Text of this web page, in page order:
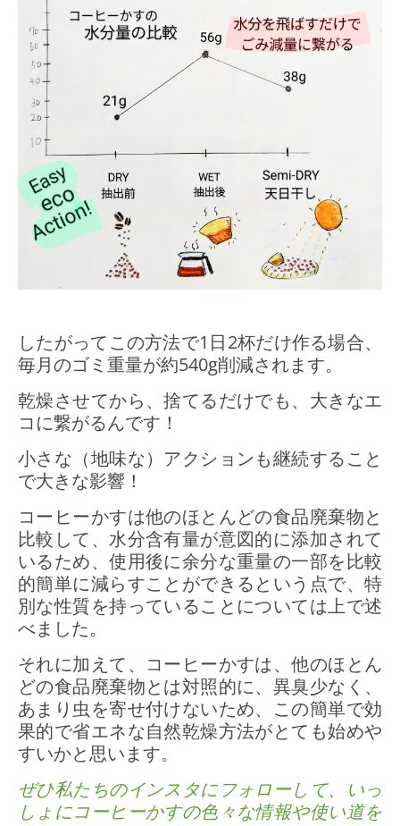
したがってこの方法で1日2杯だけ作る場合、
毎月のゴミ重量が約540g削減されます。
乾燥させてから、捨てるだけでも、大きなエ
コに繋がるんです！
小さな（地味な）アクションも継続すること
で大きな影響！
コーヒーかすは他のほとんどの食品廃棄物と
比較して、水分含有量が意図的に添加されて
いるため、使用後に余分な重量の一部を比較
的簡単に減らすことができるという点で、特
別な性質を持っていることについては上で述
べました。
それに加えて、コーヒーかすは、他のほとん
どの食品廃棄物とは対照的に、異臭少なく、
あまり虫を寄せ付けないため、この簡単で効
果的で省エネな自然乾燥方法がとても始めや
すいかと思います。
ぜひ私たちのインスタにフォローして、いっ
しょにコーヒーかすの色々な情報や使い道を